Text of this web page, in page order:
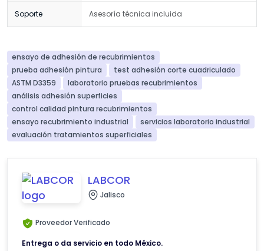
Soporte Asesoría técnica incluida
ensayo de adhesión de recubrimientos
prueba adhesión pintura
test adhesión corte cuadriculado
ASTM D3359
laboratorio pruebas recubrimientos
análisis adhesión superficies
control calidad pintura recubrimientos
ensayo recubrimiento industrial
servicios laboratorio industrial
evaluación tratamientos superficiales
LABCOR
Jalisco
Proveedor Verificado
Entrega o da servicio en todo México.